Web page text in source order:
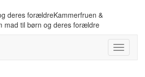
deres forældreKammerfruen &
mad til børn og deres forældre
Toggle